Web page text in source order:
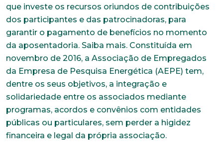
que investe os recursos oriundos de contribuições
dos participantes e das patrocinadoras, para
garantir o pagamento de benefícios no momento
da aposentadoria. Saiba mais. Constituída em
novembro de 2016, a Associação de Empregados
da Empresa de Pesquisa Energética (AEPE) tem,
dentre os seus objetivos, a integração e
solidariedade entre os associados mediante
programas, acordos e convênios com entidades
públicas ou particulares, sem perder a higidez
financeira e legal da própria associação.